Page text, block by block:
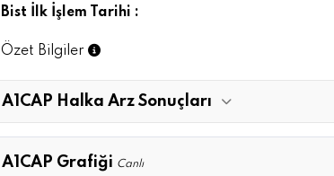
Bist İlk İşlem Tarihi :
Özet Bilgiler
A1CAP Halka Arz Sonuçları
A1CAP Grafiği Canlı